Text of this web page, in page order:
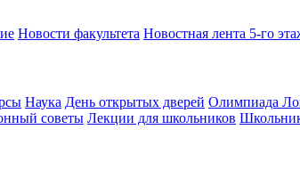
Новости факультета Новостная лента 5-го
Наука День открытых дверей Олимпиада
советы Лекции для школьников